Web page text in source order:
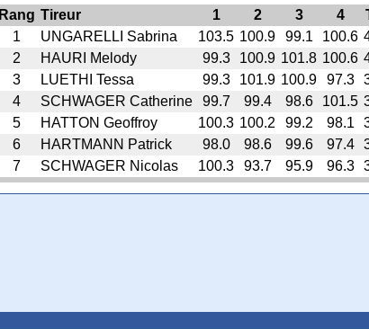
Rang Tireur 1 2 3 4
1
UNGARELLI Sabrina 103.5 100.9 99.1 100.6
2
HAURI Melody 99.3 100.9 101.8 100.6
3
LUETHI Tessa 99.3 101.9 100.9 97.3
4
SCHWAGER Catherine 99.7 99.4 98.6 101.5
5
HATTON Geoffroy 100.3 100.2 99.2 98.1
6
HARTMANN Patrick 98.0 98.6 99.6 97.4
7
SCHWAGER Nicolas 100.3 93.7 95.9 96.3